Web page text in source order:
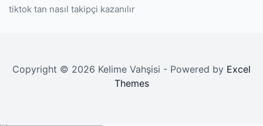
tiktok tan nasıl takipçi kazanılır
Copyright © 2026 Kelime Vahşisi - Powered by Excel
Themes